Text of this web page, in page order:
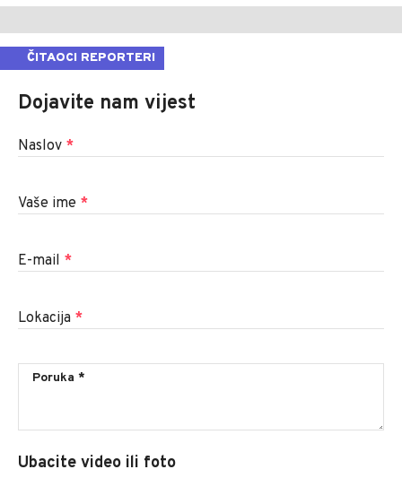
ČITAOCI REPORTERI
Dojavite nam vijest
Naslov *
Vaše ime *
E-mail *
Lokacija *
Ubacite video ili foto